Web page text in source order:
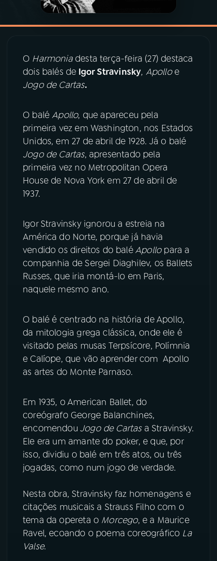
05PODCASTS
06VIDEOCASTS
07 ÚLTIMAS
08 PRÊMIO RÁDIO MEC
ACOMPANHE A RÁDIO MEC
YouTube Facebook
TikTok
O Harmoniadesta terça-feira (27) destaca
dois balés de Igor Stravinsky, Apolloe
Jogo de Cartas.
O baléApollo, que apareceu pela
primeira vez em Washington, nos Estados
Unidos, em 27 de abril de 1928. Já o balé
Jogo de Cartas, apresentado pela
primeira vez no Metropolitan Opera
House de Nova York em 27 de abril de
1937.
Igor Stravinsky ignorou a estreia na
América do Norte, porque já havia
vendido os direitos do baléApollopara a
companhia de Sergei Diaghilev, os Ballets
Russes, que iria montá-lo em Paris,
naquele mesmo ano.
O balé é centrado na história de Apollo,
da mitologia grega clássica, onde ele é
visitado pelas musas Terpsícore, Polímnia
e Calíope, que vão aprender com Apollo
as artes do Monte Parnaso.
Em 1935, o American Ballet, do
coreógrafo George Balanchines,
encomendou Jogo de Cartasa Stravinsky.
Ele era um amante do poker, e que, por
isso, dividiu o balé em três atos, ou três
jogadas, como num jogo de verdade.
Nesta obra, Stravinsky faz homenagens e
citações musicais a Strauss Filho com o
tema da opereta o Morcego, e a Maurice
Ravel, ecoando o poema coreográfico La
Valse.